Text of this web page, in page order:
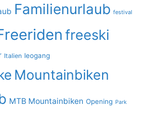
Familienurlaub festival
freeski
Italien leogang
Mountainbiken
MTB Mountainbiken Opening Park